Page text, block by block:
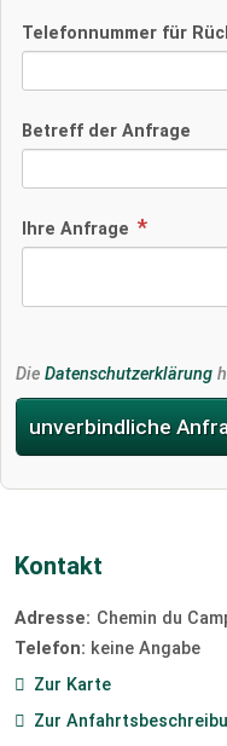
Telefonnummer für
Betreff der Anfrage
Ihre Anfrage
Die Datenschutzerklärung
unverbindliche
Kontakt
Adresse: Chemin du
Telefon: keine Angabe
Zur Karte
Zur